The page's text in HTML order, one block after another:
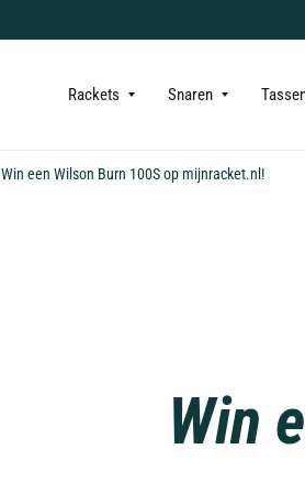
Rackets Snaren
Win een Wilson Burn 100S op mijnracket.nl!
Win